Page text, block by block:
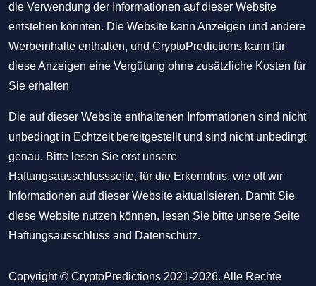
die Verwendung der Informationen auf dieser Website
entstehen könnten. Die Website kann Anzeigen und andere
Werbeinhalte enthalten, und CryptoPredictions kann für
diese Anzeigen eine Vergütung ohne zusätzliche Kosten für
Sie erhalten
Die auf dieser Website enthaltenen Informationen sind nicht
unbedingt in Echtzeit bereitgestellt und sind nicht unbedingt
genau. Bitte lesen Sie erst unsere
Haftungsausschlussseite, für die Erkenntnis, wie oft wir
Informationen auf dieser Website aktualisieren. Damit Sie
diese Website nutzen können, lesen Sie bitte unsere Seite
Haftungsausschluss and Datenschutz.
Copyright © CryptoPredictions 2021-2026. Alle Rechte